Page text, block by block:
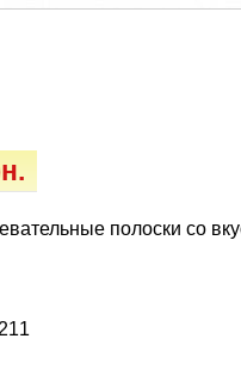
полоски со
охлаждая коврики
поилки